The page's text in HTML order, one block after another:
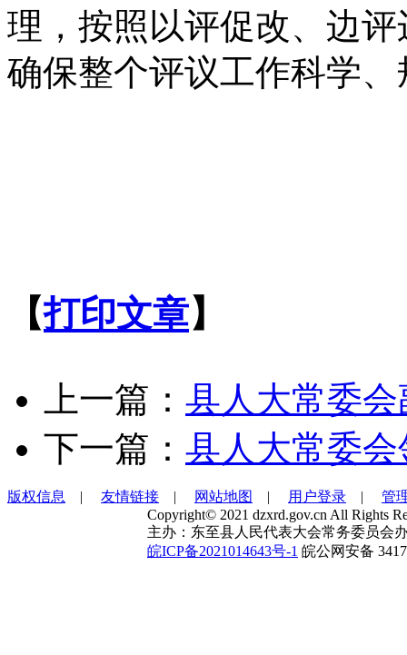
理，按照以评促改、边
确保整个评议工作科学
【打印文章】
上一篇： 县人大常委
下一篇： 县人大常委
版权信息 | 友情链接 | 网站地图 | 用户登录 | 管
Copyright© 2021 dzxrd.gov.cn All Rights
主办：东至县人民代表大会常务委员会
皖ICP备2021014643号-1 皖公网安备